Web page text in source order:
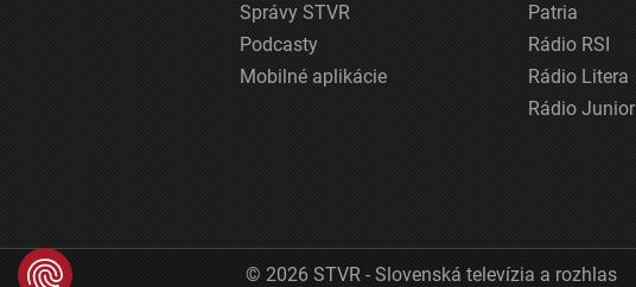
Správy STVR
Podcasty
Mobilné aplikácie
Patria
Rádio RSI
Rádio Litera
Rádio Junior
© 2026 STVR - Slovenská televízia a rozhlas